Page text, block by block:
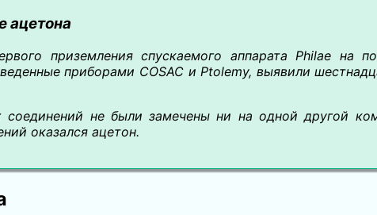
ацетона
приземления спускаемого аппарата Philae на
приборами COSAC и Ptolemy, выявили
соединений не были замечены ни на одной другой
оказался ацетон.